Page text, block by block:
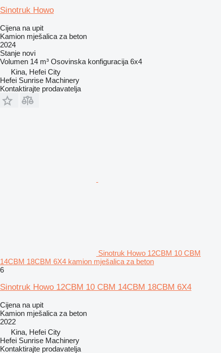
Sinotruk Howo
Cijena na upit
Kamion mješalica za beton
2024
Stanje novi
Volumen 14 m³ Osovinska konfiguracija 6x4
Kina, Hefei City
Hefei Sunrise Machinery
Kontaktirajte prodavatelja
Sinotruk Howo 12CBM 10 CBM
14CBM 18CBM 6X4 kamion mješalica za beton
6
Sinotruk Howo 12CBM 10 CBM 14CBM 18CBM 6X4
Cijena na upit
Kamion mješalica za beton
2022
Kina, Hefei City
Hefei Sunrise Machinery
Kontaktirajte prodavatelja